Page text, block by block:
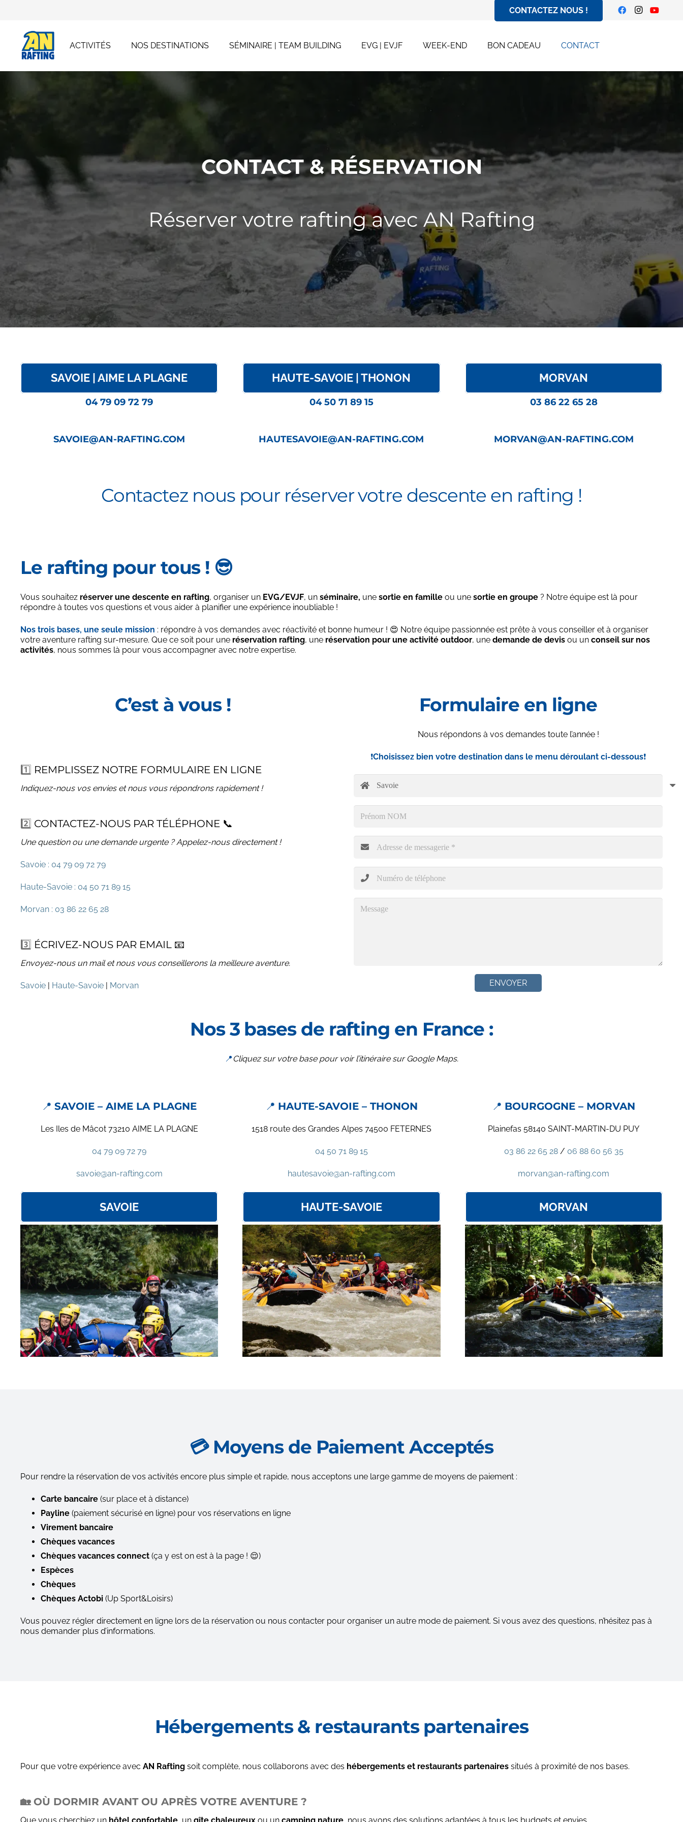
CONTACTEZ NOUS !
ACTIVITÉS NOS DESTINATIONS SÉMINAIRE | TEAM BUILDING EVG | EVJF WEEK-END BON CADEAU CONTACT
CONTACT & RÉSERVATION
Réserver votre rafting avec AN Rafting
SAVOIE | AIME LA PLAGNE
04 79 09 72 79
SAVOIE@AN-RAFTING.COM
HAUTE-SAVOIE | THONON
04 50 71 89 15
HAUTESAVOIE@AN-RAFTING.COM
MORVAN
03 86 22 65 28
MORVAN@AN-RAFTING.COM
Contactez nous pour réserver votre descente en rafting !
Le rafting pour tous ! 😎
Vous souhaitez réserver une descente en rafting, organiser un EVG/EVJF, un séminaire, une sortie en famille ou une sortie en groupe ? Notre équipe est là pour
répondre à toutes vos questions et vous aider à planifier une expérience inoubliable !
Nos trois bases, une seule mission : répondre à vos demandes avec réactivité et bonne humeur ! 😍 Notre équipe passionnée est prête à vous conseiller et à organiser
votre aventure rafting sur-mesure. Que ce soit pour une réservation rafting, une réservation pour une activité outdoor, une demande de devis ou un conseil sur nos
activités, nous sommes là pour vous accompagner avec notre expertise.
C’est à vous !
1️⃣ REMPLISSEZ NOTRE FORMULAIRE EN LIGNE
Indiquez-nous vos envies et nous vous répondrons rapidement !
2️⃣ CONTACTEZ-NOUS PAR TÉLÉPHONE 📞
Une question ou une demande urgente ? Appelez-nous directement !
Savoie : 04 79 09 72 79
Haute-Savoie : 04 50 71 89 15
Morvan : 03 86 22 65 28
3️⃣ ÉCRIVEZ-NOUS PAR EMAIL 📧
Envoyez-nous un mail et nous vous conseillerons la meilleure aventure.
Savoie | Haute-Savoie | Morvan
Formulaire en ligne
Nous répondons à vos demandes toute l’année !
❗Choisissez bien votre destination dans le menu déroulant ci-dessous❗
ENVOYER
Nos 3 bases de rafting en France :
📍 Cliquez sur votre base pour voir l’itinéraire sur Google Maps.
📍SAVOIE – AIME LA PLAGNE
Les Iles de Mâcot 73210 AIME LA PLAGNE
04 79 09 72 79
savoie@an-rafting.com
SAVOIE
📍 HAUTE-SAVOIE – THONON
1518 route des Grandes Alpes 74500 FETERNES
04 50 71 89 15
hautesavoie@an-rafting.com
HAUTE-SAVOIE
📍 BOURGOGNE – MORVAN
Plainefas 58140 SAINT-MARTIN-DU PUY
03 86 22 65 28 / 06 88 60 56 35
morvan@an-rafting.com
MORVAN
💳 Moyens de Paiement Acceptés
Pour rendre la réservation de vos activités encore plus simple et rapide, nous acceptons une large gamme de moyens de paiement :
Carte bancaire (sur place et à distance)
Payline (paiement sécurisé en ligne) pour vos réservations en ligne
Virement bancaire
Chèques vacances
Chèques vacances connect (ça y est on est à la page ! 😌)
Espèces
Chèques
Chèques Actobi (Up Sport&Loisirs)
Vous pouvez régler directement en ligne lors de la réservation ou nous contacter pour organiser un autre mode de paiement. Si vous avez des questions, n’hésitez pas à
nous demander plus d’informations.
Hébergements & restaurants partenaires
Pour que votre expérience avec AN Rafting soit complète, nous collaborons avec des hébergements et restaurants partenaires situés à proximité de nos bases.
🏡 OÙ DORMIR AVANT OU APRÈS VOTRE AVENTURE ?